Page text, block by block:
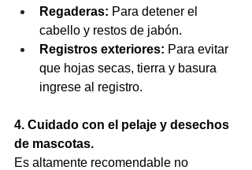
Regaderas: Para detener el
cabello y restos de jabón.
Registros exteriores: Para evitar
que hojas secas, tierra y basura
ingrese al registro.
4. Cuidado con el pelaje y desechos
de mascotas.
Es altamente recomendable no